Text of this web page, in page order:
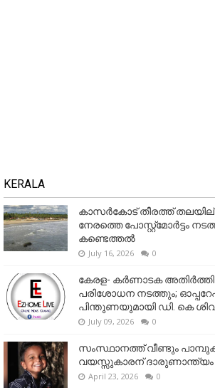
KERALA
കാസർകോട് തീരത്ത്
നേരത്തെ പോസ്റ്റ്‌മോർട്ടം
കണ്ടെത്തൽ
July 16, 2026 0
കേരള- കർണാടക
പരിശോധന നടത്തും;
പിന്തുണയുമായി ഡി. കെ
July 09, 2026 0
സംസ്ഥാനത്ത് വീണ്ടും
വയസ്സുകാരന് ദാരുണാന്ത്യം
April 23, 2026 0